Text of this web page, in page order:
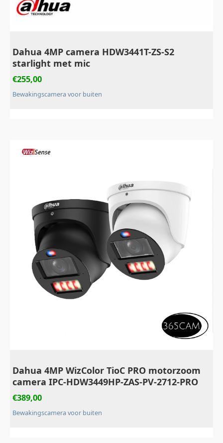
Dahua 4MP camera HDW3441T-ZS-S2
starlight met mic
€255,00
Bewakingscamera voor buiten
Dahua 4MP WizColor TioC PRO motorzoom
camera IPC-HDW3449HP-ZAS-PV-2712-PRO
€389,00
Bewakingscamera voor buiten